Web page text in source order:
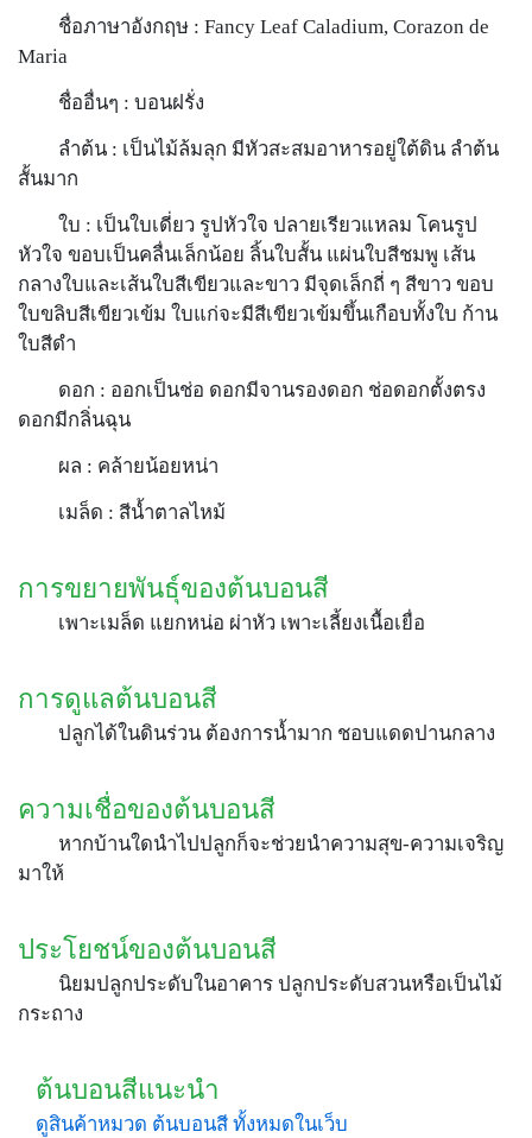
ชื่อภาษาอังกฤษ : Fancy Leaf Caladium, Corazon de
Maria
ชื่ออื่นๆ : บอนฝรั่ง
ลำต้น : เป็นไม้ล้มลุก มีหัวสะสมอาหารอยู่ใต้ดิน ลำต้น
สั้นมาก
ใบ : เป็นใบเดี่ยว รูปหัวใจ ปลายเรียวแหลม โคนรูป
หัวใจ ขอบเป็นคลื่นเล็กน้อย ลิ้นใบสั้น แผ่นใบสีชมพู เส้น
กลางใบและเส้นใบสีเขียวและขาว มีจุดเล็กถี่ ๆ สีขาว ขอบ
ใบขลิบสีเขียวเข้ม ใบแก่จะมีสีเขียวเข้มขึ้นเกือบทั้งใบ ก้าน
ใบสีดำ
ดอก : ออกเป็นช่อ ดอกมีจานรองดอก ช่อดอกตั้งตรง
ดอกมีกลิ่นฉุน
ผล : คล้ายน้อยหน่า
เมล็ด : สีน้ำตาลไหม้
การขยายพันธุ์ของต้นบอนสี
เพาะเมล็ด แยกหน่อ ผ่าหัว เพาะเลี้ยงเนื้อเยื่อ
การดูแลต้นบอนสี
ปลูกได้ในดินร่วน ต้องการน้ำมาก ชอบแดดปานกลาง
ความเชื่อของต้นบอนสี
หากบ้านใดนำไปปลูกก็จะช่วยนำความสุข-ความเจริญ
มาให้
ประโยชน์ของต้นบอนสี
นิยมปลูกประดับในอาคาร ปลูกประดับสวนหรือเป็นไม้
กระถาง
ต้นบอนสีแนะนำ
ดูสินค้าหมวด ต้นบอนสี ทั้งหมดในเว็บ